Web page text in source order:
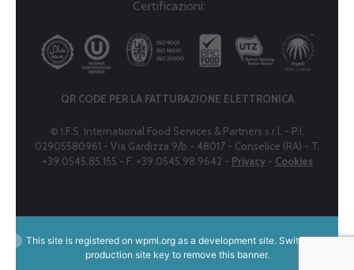
Certificazioni:
QR CODE PER LA FATTURAZIONE ELETTRONICA
© I.F.S. International Food Services & Partners s.r.l. - P.I.
02905580961 - Via Gardizza 9/b - 48017 - Conselice (RA) - T.
+39.0545.85.155 - F. +39.0545.98.9642 - Privacy- Cookies
This site is registered on wpml.orgas a development site. Switch to a
production site key to remove this banner.